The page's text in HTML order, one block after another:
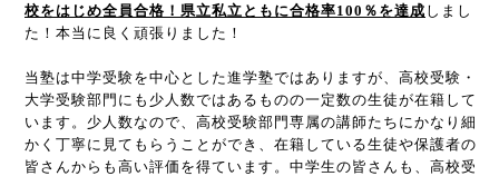
校をはじめ全員合格！県立私立ともに合格率100 ％を達成 しまし
た！本当に良く頑張りました！
当塾は中学受験を中心とした進学塾ではありますが、高校受験・
大学受験部門にも少人数ではあるものの一定数の生徒が在籍して
います。少人数なので、高校受験部門専属の講師たちにかなり細
かく丁寧に見てもらうことができ、在籍している生徒や保護者の
皆さんからも高い評価を得ています。中学生の皆さんも、高校受